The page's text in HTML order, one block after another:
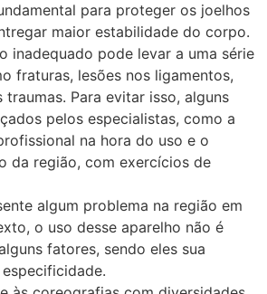
para proteger os joelhos
maior estabilidade do corpo.
inadequado pode levar a uma série
fraturas, lesões nos ligamentos,
Para evitar isso, alguns
pelos especialistas, como a
na hora do uso e o
da região, com exercícios de
algum problema na região em
o uso desse aparelho não é
fatores, sendo eles sua